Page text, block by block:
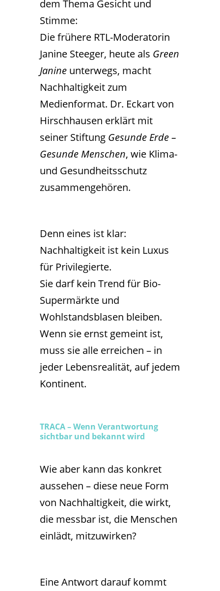
dem Thema Gesicht und
Stimme:
Die frühere RTL-Moderatorin
Janine Steeger, heute als Green
Janineunterwegs, macht
Nachhaltigkeit zum
Medienformat. Dr. Eckart von
Hirschhausen erklärt mit
seiner Stiftung Gesunde Erde –
Gesunde Menschen, wie Klima-
und Gesundheitsschutz
zusammengehören.
Denn eines ist klar:
Nachhaltigkeit ist kein Luxus
für Privilegierte.
Sie darf kein Trend für Bio-
Supermärkte und
Wohlstandsblasen bleiben.
Wenn sie ernst gemeint ist,
muss sie alle erreichen – in
jeder Lebensrealität, auf jedem
Kontinent.
TRACA – Wenn Verantwortung
sichtbar und bekannt wird
Wie aber kann das konkret
aussehen – diese neue Form
von Nachhaltigkeit, die wirkt,
die messbar ist, die Menschen
einlädt, mitzuwirken?
Eine Antwort darauf kommt